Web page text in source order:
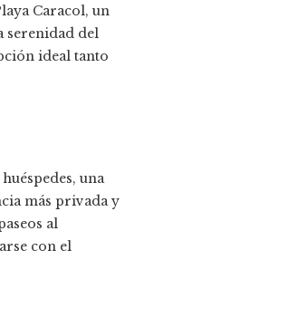
Caracol, un
serenidad del
ideal tanto
una
más privada y
al
con el